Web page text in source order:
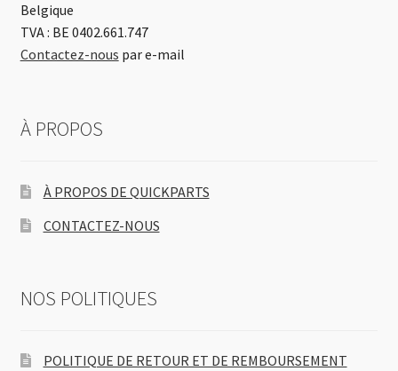
Belgique
TVA : BE 0402.661.747
Contactez-nous par e-mail
À PROPOS
À PROPOS DE QUICKPARTS
CONTACTEZ-NOUS
NOS POLITIQUES
POLITIQUE DE RETOUR ET DE REMBOURSEMENT